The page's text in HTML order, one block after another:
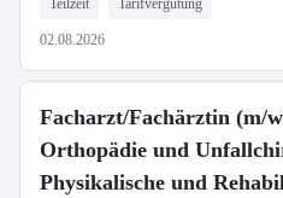
Teilzeit Tarifvergütung
02.08.2026
Facharzt/Fachärztin (m/
Orthopädie und
Physikalische und